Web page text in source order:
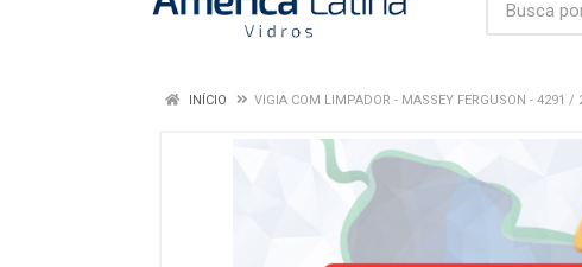
INÍCIO VIGIA COM LIMPADOR - MASSEY FERGUSON -